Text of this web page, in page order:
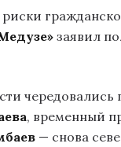
риски
заявил
чередовались
, временный
— снова